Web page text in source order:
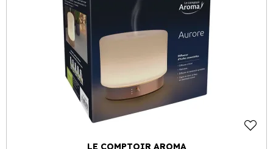
LE COMPTOIR AROMA